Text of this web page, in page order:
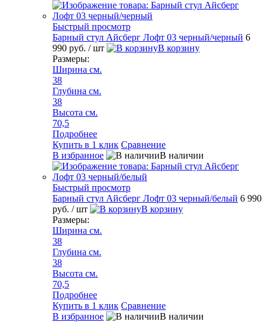
Быстрый просмотр
Барный стул Айсберг Лофт 03 черный/черный 6
990 руб. / шт
В корзину
Размеры:
Ширина см.
38
Глубина см.
38
Высота см.
70,5
Подробнее
Купить в 1 клик Сравнение
В избранное
В наличии
Быстрый просмотр
Барный стул Айсберг Лофт 03 черный/белый 6 990
руб. / шт
В корзину
Размеры:
Ширина см.
38
Глубина см.
38
Высота см.
70,5
Подробнее
Купить в 1 клик Сравнение
В избранное
В наличии